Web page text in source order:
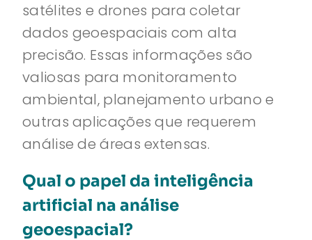
satélites e drones para coletar
dados geoespaciais com alta
precisão. Essas informações são
valiosas para monitoramento
ambiental, planejamento urbano e
outras aplicações que requerem
análise de áreas extensas.
Qual o papel da inteligência
artificial na análise
geoespacial?